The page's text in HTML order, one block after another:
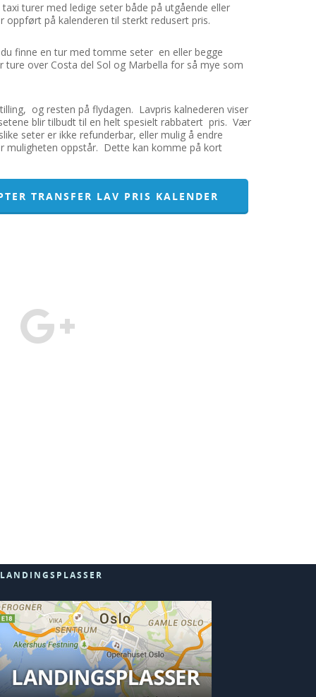
turer med ledige seter både på utgående eller
på kalenderen til sterkt redusert pris.
finne en tur med tomme seter en eller begge
over Costa del Sol og Marbella for så mye som
og resten på flydagen. Lavpris kalnederen viser
blir tilbudt til en helt spesielt rabbatert pris. Vær
seter er ikke refunderbar, eller mulig å endre
muligheten oppstår. Dette kan komme på kort
TRANSFER LAV PRIS KALENDER
LANDINGSPLASSER